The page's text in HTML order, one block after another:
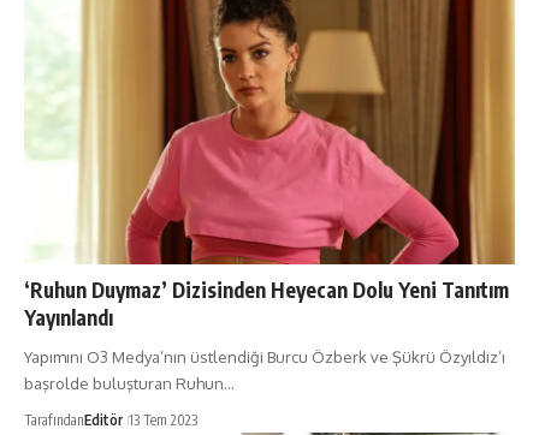
‘Ruhun Duymaz’ Dizisinden Heyecan Dolu Yeni Tanıtım
Yayınlandı
Yapımını O3 Medya’nın üstlendiği Burcu Özberk ve Şükrü Özyıldız’ı
başrolde buluşturan Ruhun…
TarafındanEditör 13 Tem 2023